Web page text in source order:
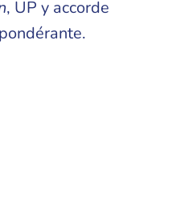
, UP y accorde